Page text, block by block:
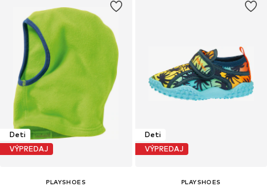
Deti
VÝPREDAJ
PLAYSHOES
Deti
VÝPREDAJ
PLAYSHOES